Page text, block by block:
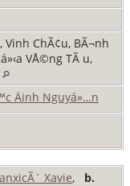
Vinh ChÃ¢u, BÃ¬nh
VÅ©ng TÃ u,
Äinh Nguyá»…n
Xavie, b.